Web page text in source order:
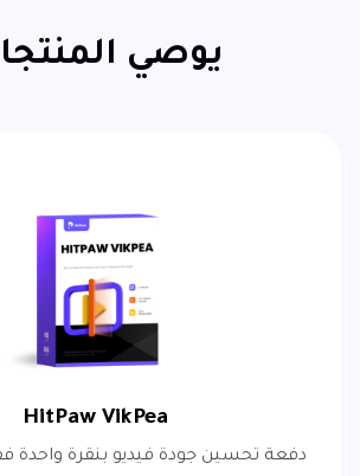
يوصي
HitPaw VikPea
دفعة تحسين جودة فيديو بنقرة